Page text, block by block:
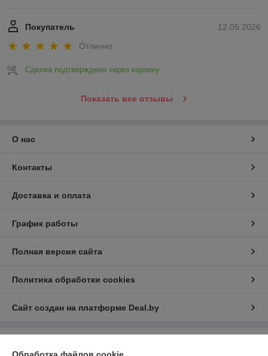
12.05.2026
Покупатель
Отлично
Сделка подтверждена через корзину
Показать все отзывы
О нас
Контакты
Доставка и оплата
График работы
Полная версия сайта
Политика обработки cookies
Сайт создан на платформе Deal.by